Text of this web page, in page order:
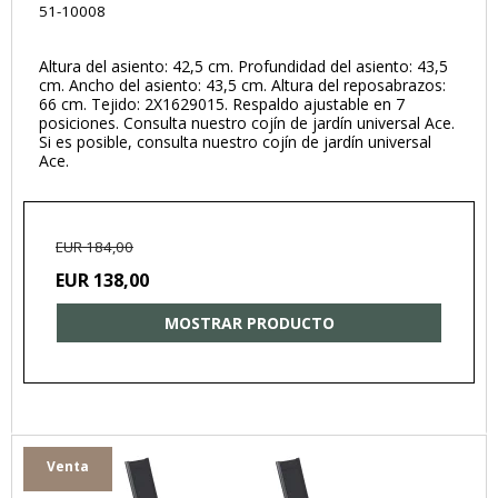
51-10008
Altura del asiento: 42,5 cm. Profundidad del asiento: 43,5
cm. Ancho del asiento: 43,5 cm. Altura del reposabrazos:
66 cm. Tejido: 2X1629015. Respaldo ajustable en 7
posiciones. Consulta nuestro cojín de jardín universal Ace.
Si es posible, consulta nuestro cojín de jardín universal
Ace.
EUR 184,00
EUR 138,00
MOSTRAR PRODUCTO
Venta